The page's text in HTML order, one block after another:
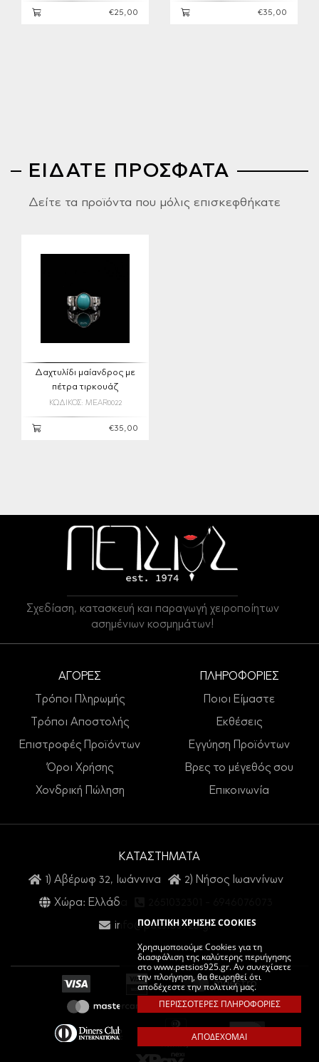
ΠΟΛΙΤΙΚΗ ΧΡΗΣΗΣ COOKIES
Χρησιμοποιούμε Cookies για τη
διασφάλιση της καλύτερης περιήγησης
στο www.petsios925.gr. Αν συνεχίσετε
την πλοήγηση, θα θεωρηθεί ότι
αποδέχεστε την πολιτική μας.
ΠΕΡΙΣΣΟΤΕΡΕΣ ΠΛΗΡΟΦΟΡΙΕΣ
ΑΠΟΔΕΧΟΜΑΙ
€25,00 €35,00
ΕΙΔΑΤΕ ΠΡΟΣΦΑΤΑ
Δείτε τα προϊόντα που μόλις επισκεφθήκατε
Δαχτυλίδι μαίανδρος με
πέτρα τιρκουάζ
ΚΩΔΙΚΟΣ: MEAR0022
€35,00
Σχεδίαση, κατασκευή και παραγωγή χειροποίητων
ασημένιων κοσμημάτων!
ΑΓΟΡΕΣ
Τρόποι Πληρωμής
Τρόποι Αποστολής
Επιστροφές Προϊόντων
Όροι Χρήσης
Χονδρική Πώληση
ΠΛΗΡΟΦΟΡΙΕΣ
Ποιοι Είμαστε
Εκθέσεις
Εγγύηση Προϊόντων
Βρες το μέγεθός σου
Επικοινωνία
ΚΑΤΑΣΤΗΜΑΤΑ
1) Αβέρωφ 32, Ιωάννινα
2) Νήσος Ιωαννίνων
Χώρα: Ελλάδα
info@petsios925.gr